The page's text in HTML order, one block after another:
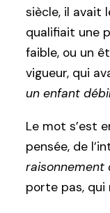
siècle, il avait
qualifiait une
faible, ou un
vigueur, qui
un enfant
Le mot s’est
pensée, de
raisonnement
porte pas, qui